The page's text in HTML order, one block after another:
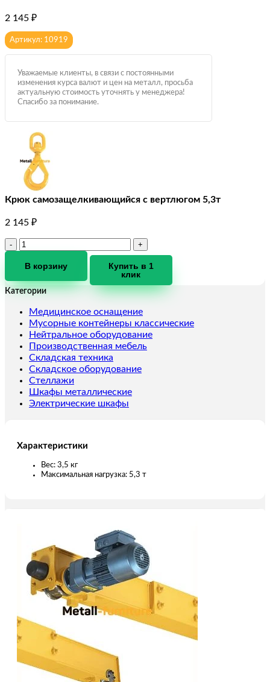
2 145 ₽
Артикул: 10919
Уважаемые клиенты, в связи с постоянными
изменения курса валют и цен на металл, просьба
актуальную стоимость уточнять у менеджера!
Спасибо за понимание.
Крюк самозащелкивающийся с вертлюгом 5,3т
2 145 ₽
Количество
Крюк
самозащелкивающийся
с
5,3т
В корзину
Купить в 1
клик
Категории
Медицинское оснащение
Мусорные контейнеры классические
Нейтральное оборудование
Производственная мебель
Складская техника
Складское оборудование
Стеллажи
Шкафы металлические
Электрические шкафы
Характеристики
Вес: 3,5 кг
Максимальная нагрузка: 5,3 т